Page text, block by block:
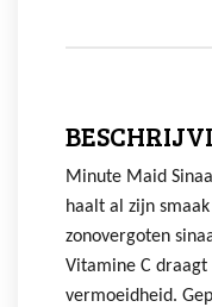
Minute Maid
haalt al zijn
zonovergoten
Vitamine C
vermoeidheid.